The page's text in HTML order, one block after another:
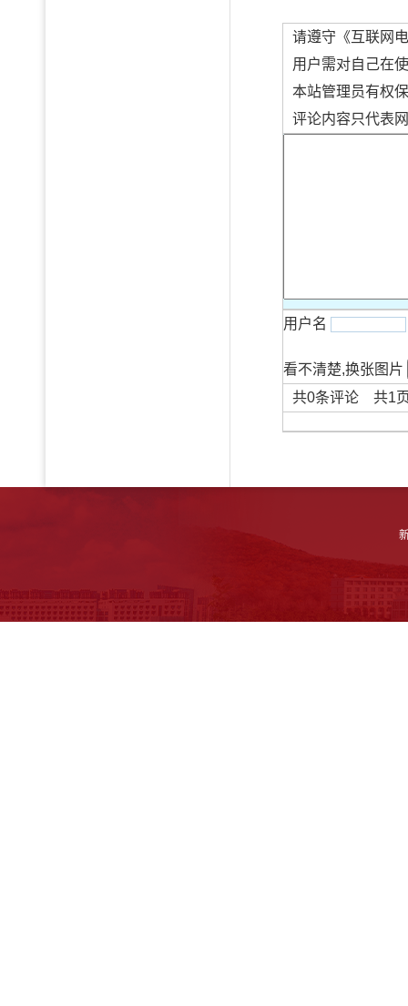
请遵守《互联网
用户需对自己在
本站管理员有权
评论内容只代表
用户名
看不清楚,换张图片
共0条评论 共1